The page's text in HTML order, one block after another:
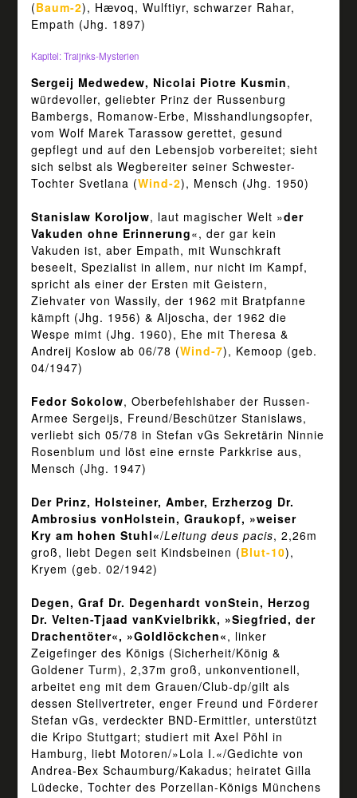
(Baum-2), Hævoq, Wulftiyr, schwarzer Rahar,
Empath (Jhg. 1897)
Kapitel: Traijnks-Mysterien
Sergeij Medwedew, Nicolai Piotre Kusmin,
würdevoller, geliebter Prinz der Russenburg
Bambergs, Romanow-Erbe, Misshandlungsopfer,
vom Wolf Marek Tarassow gerettet, gesund
gepflegt und auf den Lebensjob vorbereitet; sieht
sich selbst als Wegbereiter seiner Schwester-
Tochter Svetlana (Wind-2), Mensch (Jhg. 1950)
Stanislaw Koroljow, laut magischer Welt »der
Vakuden ohne Erinnerung«, der gar kein
Vakuden ist, aber Empath, mit Wunschkraft
beseelt, Spezialist in allem, nur nicht im Kampf,
spricht als einer der Ersten mit Geistern,
Ziehvater von Wassily, der 1962 mit Bratpfanne
kämpft (Jhg. 1956) & Aljoscha, der 1962 die
Wespe mimt (Jhg. 1960), Ehe mit Theresa &
Andreij Koslow ab 06/78 (Wind-7), Kemoop (geb.
04/1947)
Fedor Sokolow, Oberbefehlshaber der Russen-
Armee Sergeijs, Freund/Beschützer Stanislaws,
verliebt sich 05/78 in Stefan vGs Sekretärin Ninnie
Rosenblum und löst eine ernste Parkkrise aus,
Mensch (Jhg. 1947)
Der Prinz, Holsteiner, Amber, Erzherzog Dr.
Ambrosius vonHolstein, Graukopf, »weiser
Kry am hohen Stuhl«/Leitung deus pacis, 2,26m
groß, liebt Degen seit Kindsbeinen (Blut-10),
Kryem (geb. 02/1942)
Degen, Graf Dr. Degenhardt vonStein, Herzog
Dr. Velten-Tjaad vanKvielbrikk, »Siegfried, der
Drachentöter«, »Goldlöckchen«, linker
Zeigefinger des Königs (Sicherheit/König &
Goldener Turm), 2,37m groß, unkonventionell,
arbeitet eng mit dem Grauen/Club-dp/gilt als
dessen Stellvertreter, enger Freund und Förderer
Stefan vGs, verdeckter BND-Ermittler, unterstützt
die Kripo Stuttgart; studiert mit Axel Pöhl in
Hamburg, liebt Motoren/»Lola I.«/Gedichte von
Andrea-Bex Schaumburg/Kakadus; heiratet Gilla
Lüdecke, Tochter des Porzellan-Königs Münchens